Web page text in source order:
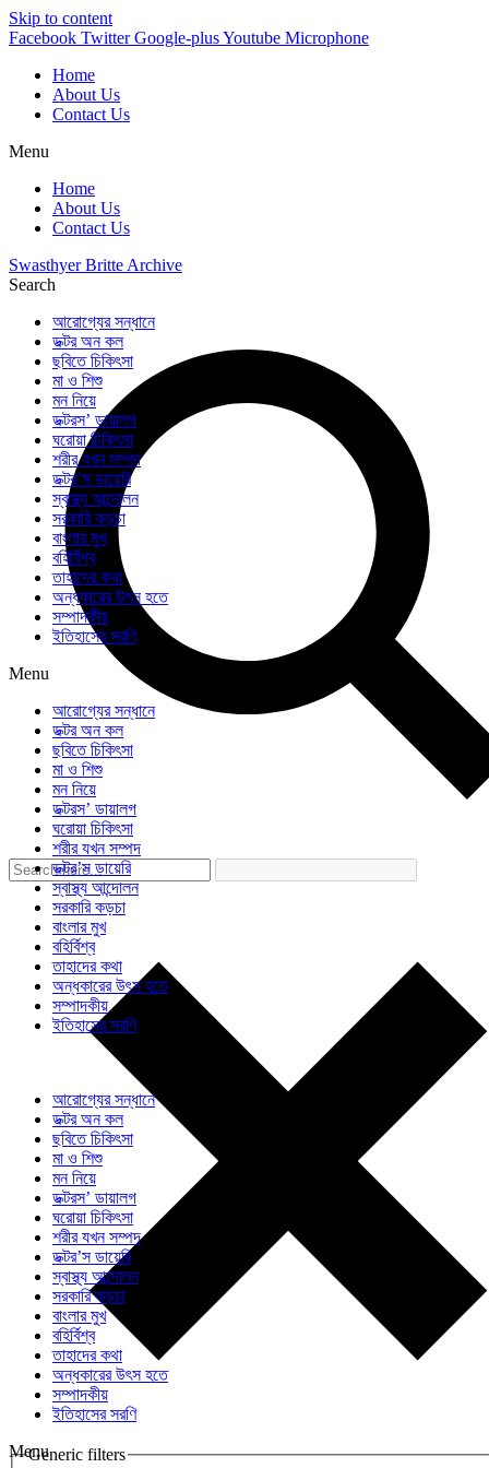
Skip to content
Facebook Twitter Google-plusYoutube Microphone
Home
About Us
Contact Us
Menu
Home
About Us
Contact Us
Swasthyer Britte Archive
Search
Generic filters
আরোগ্যের সন্ধানে
ডক্টর অন কল
ছবিতে চিকিৎসা
মা ও শিশু
মন নিয়ে
ডক্টরস’ ডায়ালগ
ঘরোয়া চিকিৎসা
শরীর যখন সম্পদ
ডক্টর’স ডায়েরি
স্বাস্থ্য আন্দোলন
সরকারি কড়চা
বাংলার মুখ
বহির্বিশ্ব
তাহাদের কথা
অন্ধকারের উৎস হতে
সম্পাদকীয়
ইতিহাসের সরণি
Menu
আরোগ্যের সন্ধানে
ডক্টর অন কল
ছবিতে চিকিৎসা
মা ও শিশু
মন নিয়ে
ডক্টরস’ ডায়ালগ
ঘরোয়া চিকিৎসা
শরীর যখন সম্পদ
ডক্টর’স ডায়েরি
স্বাস্থ্য আন্দোলন
সরকারি কড়চা
বাংলার মুখ
বহির্বিশ্ব
তাহাদের কথা
অন্ধকারের উৎস হতে
সম্পাদকীয়
ইতিহাসের সরণি
আরোগ্যের সন্ধানে
ডক্টর অন কল
ছবিতে চিকিৎসা
মা ও শিশু
মন নিয়ে
ডক্টরস’ ডায়ালগ
ঘরোয়া চিকিৎসা
শরীর যখন সম্পদ
ডক্টর’স ডায়েরি
স্বাস্থ্য আন্দোলন
সরকারি কড়চা
বাংলার মুখ
বহির্বিশ্ব
তাহাদের কথা
অন্ধকারের উৎস হতে
সম্পাদকীয়
ইতিহাসের সরণি
Menu